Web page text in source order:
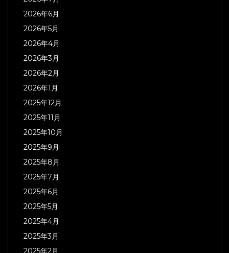
2026年6月
2026年5月
2026年4月
2026年3月
2026年2月
2026年1月
2025年12月
2025年11月
2025年10月
2025年9月
2025年8月
2025年7月
2025年6月
2025年5月
2025年4月
2025年3月
2025年2月